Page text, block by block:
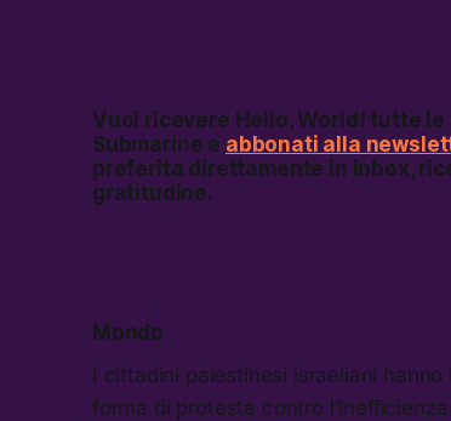
Vuoi ricevere Hello, World! tutte le
Submarine e abbonati alla
preferita direttamente in inbox,
gratitudine.
Mondo
I cittadini palestinesi israeliani
forma di protesta contro l’inefficienza